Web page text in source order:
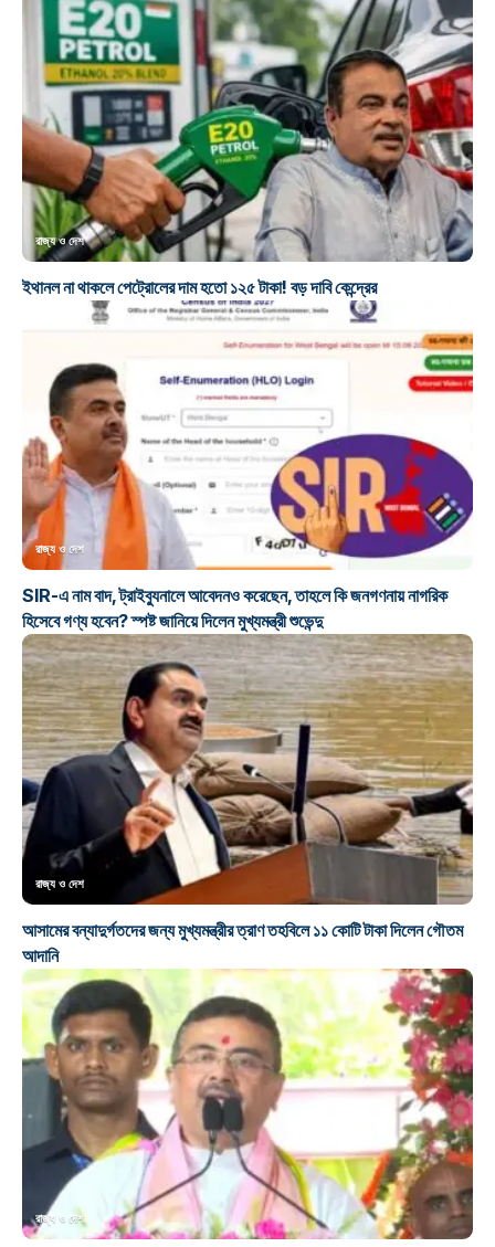
রাজ্য ও দেশ
ইথানল না থাকলে পেট্রোলের দাম হতো ১২৫ টাকা! বড় দাবি কেন্দ্রের
রাজ্য ও দেশ
SIR-এ নাম বাদ, ট্রাইব্যুনালে আবেদনও করেছেন, তাহলে কি জনগণনায় নাগরিক
হিসেবে গণ্য হবেন? স্পষ্ট জানিয়ে দিলেন মুখ্যমন্ত্রী শুভেন্দু
রাজ্য ও দেশ
আসামের বন্যাদুর্গতদের জন্য মুখ্যমন্ত্রীর ত্রাণ তহবিলে ১১ কোটি টাকা দিলেন গৌতম
আদানি
রাজ্য ও দেশ